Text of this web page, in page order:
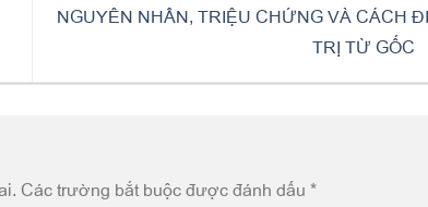
NGUYÊN NHÂN, TRIỆU CHỨNG VÀ CÁCH
TRỊ TỪ GỐC
Các trường bắt buộc được đánh dấu *